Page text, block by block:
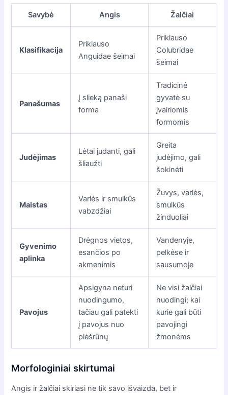
Savybė Angis Žalčiai
Klasifikacija
Priklauso
Anguidae šeimai
Priklauso
Colubridae
šeimai
Panašumas
Į slieką panaši
forma
Tradicinė
gyvatė su
įvairiomis
formomis
Judėjimas
Lėtai judanti, gali
šliaužti
Greita
judėjimo, gali
šokinėti
Maistas
Varlės ir smulkūs
vabzdžiai
Žuvys, varlės,
smulkūs
žinduoliai
Gyvenimo
aplinka
Drėgnos vietos,
esančios po
akmenimis
Vandenyje,
pelkėse ir
sausumoje
Pavojus
Apsigyna neturi
nuodingumo,
tačiau gali patekti
į pavojus nuo
plėšrūnų
Ne visi žalčiai
nuodingi; kai
kurie gali būti
pavojingi
žmonėms
Morfologiniai skirtumai
Angis ir žalčiai skiriasi ne tik savo išvaizda, bet ir